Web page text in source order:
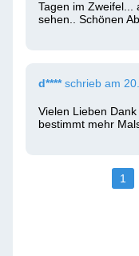
Tagen im Zweifel...
sehen.. Schönen
d****schrieb am
Vielen Lieben
bestimmt mehr
1